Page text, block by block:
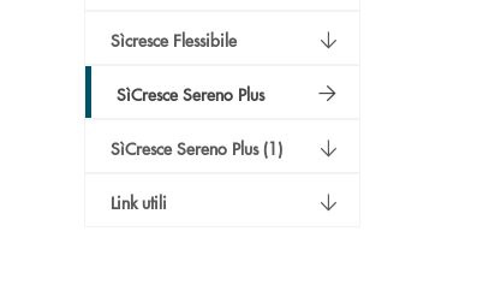
Sìcresce Flessibile
SìCresce Sereno Plus
SìCresce Sereno Plus (1)
Link utili